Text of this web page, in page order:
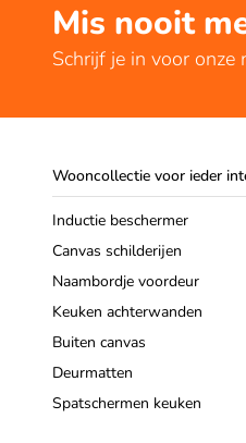
Mis nooit
Schrijf je in voor onze
Wooncollectie voor ieder
Inductie beschermer
Canvas schilderijen
Naambordje voordeur
Keuken achterwanden
Buiten canvas
Deurmatten
Spatschermen keuken